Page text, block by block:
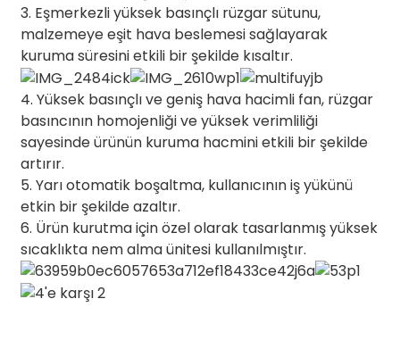
3. Eşmerkezli yüksek basınçlı rüzgar sütunu,
malzemeye eşit hava beslemesi sağlayarak
kuruma süresini etkili bir şekilde kısaltır.
4. Yüksek basınçlı ve geniş hava hacimli fan, rüzgar
basıncının homojenliği ve yüksek verimliliği
sayesinde ürünün kuruma hacmini etkili bir şekilde
artırır.
5. Yarı otomatik boşaltma, kullanıcının iş yükünü
etkin bir şekilde azaltır.
6. Ürün kurutma için özel olarak tasarlanmış yüksek
sıcaklıkta nem alma ünitesi kullanılmıştır.